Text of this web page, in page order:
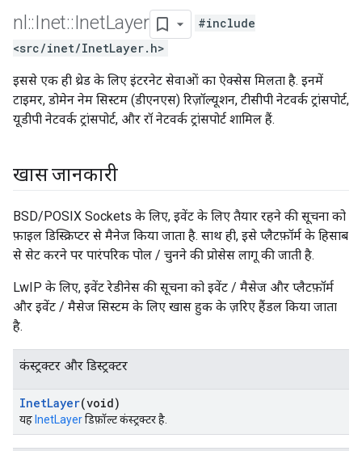
nl ::Inet::InetLayer
#include
<src/inet/InetLayer.h>
इससे एक ही थ्रेड के लिए इंटरनेट सेवाओं का ऐक्सेस मिलता है. इनमें
टाइमर, डोमेन नेम सिस्टम (डीएनएस) रिज़ॉल्यूशन, टीसीपी नेटवर्क ट्रांसपोर्ट,
यूडीपी नेटवर्क ट्रांसपोर्ट, और रॉ नेटवर्क ट्रांसपोर्ट शामिल हैं.
खास जानकारी
BSD/POSIX Sockets के लिए, इवेंट के लिए तैयार रहने की सूचना को
फ़ाइल डिस्क्रिप्टर से मैनेज किया जाता है. साथ ही, इसे प्लैटफ़ॉर्म के हिसाब
से सेट करने पर पारंपरिक पोल / चुनने की प्रोसेस लागू की जाती है.
LwIP के लिए, इवेंट रेडीनेस की सूचना को इवेंट / मैसेज और प्लैटफ़ॉर्म
और इवेंट / मैसेज सिस्टम के लिए खास हुक के ज़रिए हैंडल किया जाता
है.
कंस्ट्रक्टर और डिस्ट्रक्टर
InetLayer(void)
यह InetLayerडिफ़ॉल्ट कंस्ट्रक्टर है.